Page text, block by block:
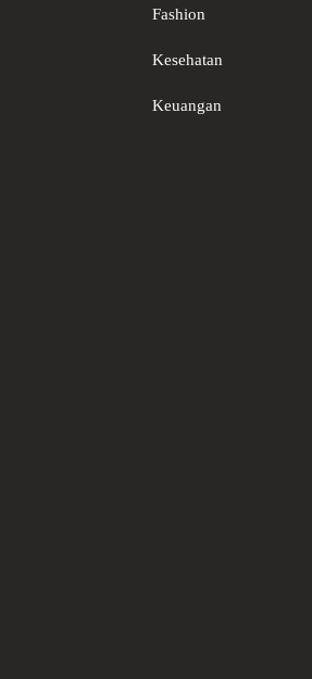
Fashion
Kesehatan
Keuangan